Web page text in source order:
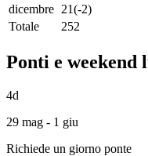
dicembre 21(-2)
Totale
252
Ponti e weekend
4d
29 mag - 1 giu
Richiede un giorno ponte